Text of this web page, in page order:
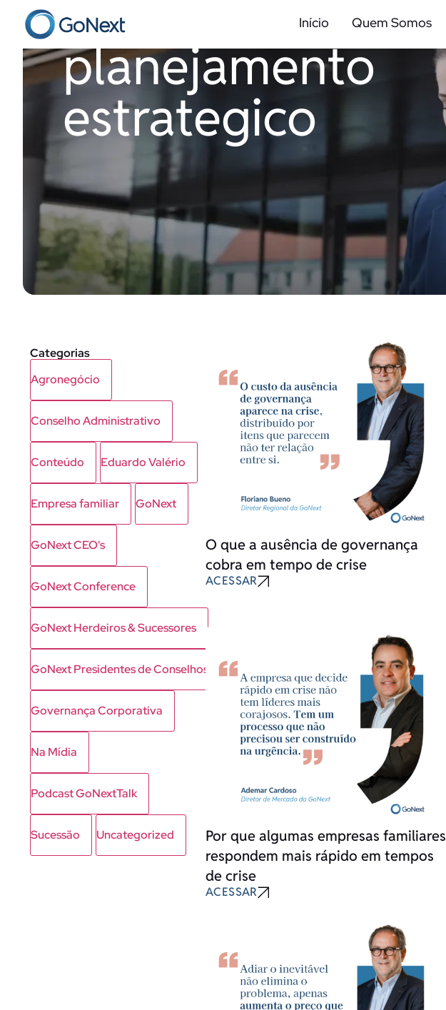
Início Quem Somos
planejamento
estrategico
Categorias
Agronegócio
Conselho Administrativo
Conteúdo Eduardo Valério
Empresa familiar GoNext
GoNext CEO's
GoNext Conference
GoNext Herdeiros & Sucessores
GoNext Presidentes de Conselhos
Governança Corporativa
Na Mídia
Podcast GoNextTalk
Sucessão Uncategorized
O que a ausência de governança
cobra em tempo de crise
ACESSAR
Por que algumas empresas familiares
respondem mais rápido em tempos
de crise
ACESSAR